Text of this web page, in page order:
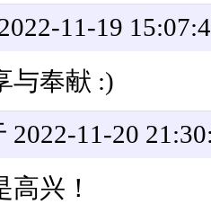
11-19
与奉献 :)
11-20
兴！